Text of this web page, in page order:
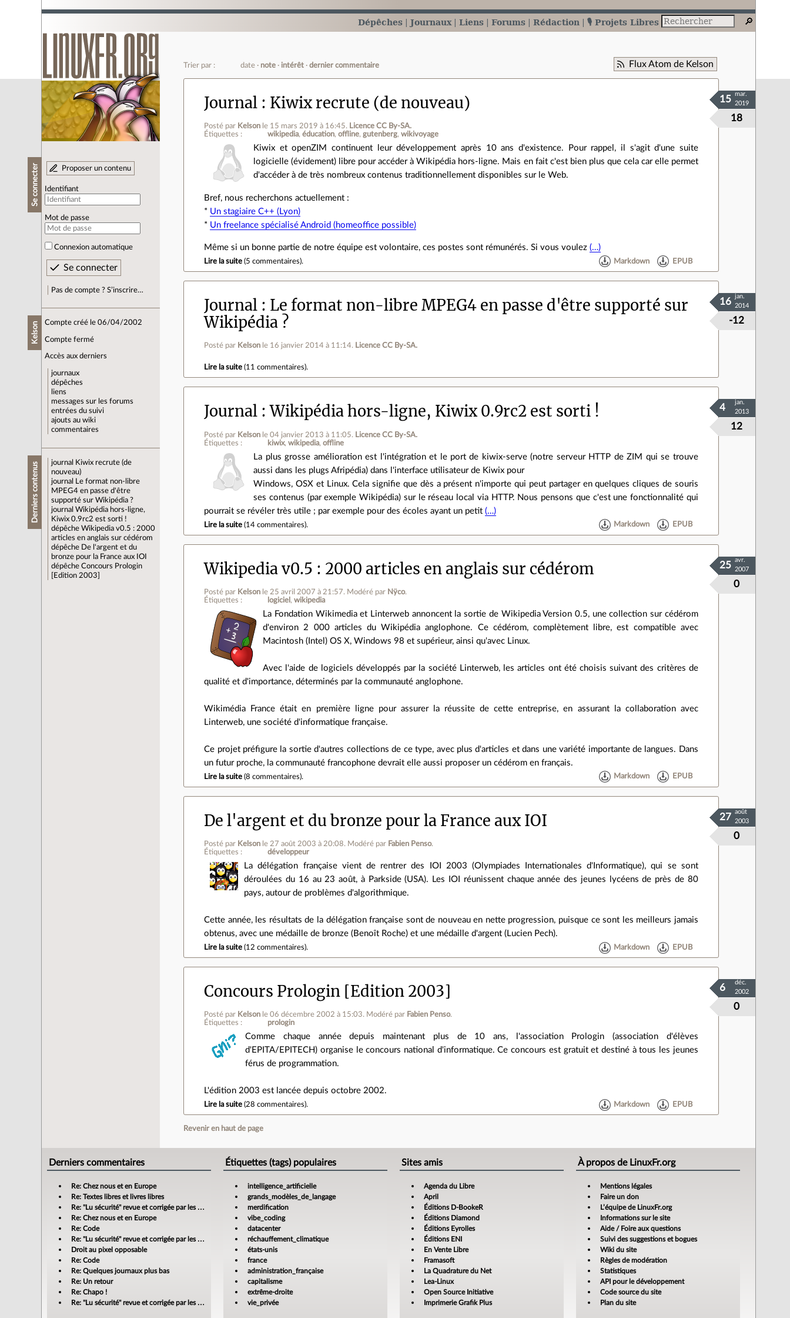
Dépêches Journaux Liens Forums Rédaction 🎙️ Projets Libres
Se connecter Proposer un contenu
Identifiant
Mot de passe
Connexion automatique
Pas de compte ? S’inscrire…
Kelson Compte créé le 06/04/2002
Compte fermé
Accès aux derniers
journaux
dépêches
liens
messages sur les forums
entrées du suivi
ajouts au wiki
commentaires
Derniers contenus journal
Kiwix recrute (de
nouveau)
journal
Le format non-libre
MPEG4 en passe d'être
supporté sur Wikipédia ?
journal Wikipédia hors-ligne,
Kiwix 0.9rc2 est sorti !
dépêche Wikipedia v0.5 : 2000
articles en anglais sur cédérom
dépêche De l'argent et du
bronze pour la France aux IOI
dépêche Concours Prologin
[Edition 2003]
Flux Atom de Kelson
Trier par : date note intérêt dernier commentaire
Journal Kiwix recrute (de nouveau)
Posté par Kelson le 15 mars 2019 à 16:45. Licence CC By‑SA.
Étiquettes :
wikipedia éducation offline gutenberg wikivoyage
18
15
mar.
2019
Kiwix et openZIM continuent leur développement après 10 ans d'existence. Pour rappel, il s'agit d'une suite
logicielle (évidement) libre pour accéder à Wikipédia hors-ligne. Mais en fait c'est bien plus que cela car elle permet
d'accéder à de très nombreux contenus traditionnellement disponibles sur le Web.
Bref, nous recherchons actuellement :
* Un stagiaire C++ (Lyon)
* Un freelance spécialisé Android (homeoffice possible)
Même si un bonne partie de notre équipe est volontaire, ces postes sont rémunérés. Si vous voulez(…)
Lire la suite (5 commentaires). Markdown EPUB
Journal
Le format non-libre MPEG4 en passe d'être supporté sur
Wikipédia ?
Posté par Kelson le 16 janvier 2014 à 11:14. Licence CC By‑SA.
-12
16
jan.
2014
Lire la suite (11 commentaires).
Journal Wikipédia hors-ligne, Kiwix 0.9rc2 est sorti !
Posté par Kelson le 04 janvier 2013 à 11:05. Licence CC By‑SA.
Étiquettes :
kiwix wikipedia offline
12
4
jan.
2013
La plus grosse amélioration est l'intégration et le port de kiwix-serve (notre serveur HTTP de ZIM qui se trouve
aussi dans les plugs Afripédia) dans l'interface utilisateur de Kiwix pour
Windows, OSX et Linux. Cela signifie que dès a présent n'importe qui peut partager en quelques cliques de souris
ses contenus (par exemple Wikipédia) sur le réseau local via HTTP. Nous pensons que c'est une fonctionnalité qui
pourrait se révéler très utile ; par exemple pour des écoles ayant un petit(…)
Lire la suite (14 commentaires). Markdown EPUB
Wikipedia v0.5 : 2000 articles en anglais sur cédérom
Posté par Kelson le 25 avril 2007 à 21:57. Modéré par Nÿco.
Étiquettes :
logiciel wikipedia
0
25
avr.
2007
La Fondation Wikimedia et Linterweb annoncent la sortie de Wikipedia Version 0.5, une collection sur cédérom
d'environ 2 000 articles du Wikipédia anglophone. Ce cédérom, complètement libre, est compatible avec
Macintosh (Intel) OS X, Windows 98 et supérieur, ainsi qu'avec Linux.
Avec l'aide de logiciels développés par la société Linterweb, les articles ont été choisis suivant des critères de
qualité et d'importance, déterminés par la communauté anglophone.
Wikimédia France était en première ligne pour assurer la réussite de cette entreprise, en assurant la collaboration avec
Linterweb, une société d'informatique française.
Ce projet préfigure la sortie d'autres collections de ce type, avec plus d'articles et dans une variété importante de langues. Dans
un futur proche, la communauté francophone devrait elle aussi proposer un cédérom en français.
Lire la suite (8 commentaires). Markdown EPUB
De l'argent et du bronze pour la France aux IOI
Posté par Kelson le 27 août 2003 à 20:08. Modéré par Fabien Penso.
Étiquettes :
développeur
0
27
août
2003
La délégation française vient de rentrer des IOI 2003 (Olympiades Internationales d'Informatique), qui se sont
déroulées du 16 au 23 août, à Parkside (USA). Les IOI réunissent chaque année des jeunes lycéens de près de 80
pays, autour de problèmes d'algorithmique.
Cette année, les résultats de la délégation française sont de nouveau en nette progression, puisque ce sont les meilleurs jamais
obtenus, avec une médaille de bronze (Benoît Roche) et une médaille d'argent (Lucien Pech).
Lire la suite (12 commentaires). Markdown EPUB
Concours Prologin [Edition 2003]
Posté par Kelson le 06 décembre 2002 à 15:03. Modéré par Fabien Penso.
Étiquettes :
prologin
0
6
déc.
2002
Comme chaque année depuis maintenant plus de 10 ans, l'association Prologin (association d'élèves
d'EPITA/EPITECH) organise le concours national d'informatique. Ce concours est gratuit et destiné à tous les jeunes
férus de programmation.
L'édition 2003 est lancée depuis octobre 2002.
Lire la suite (28 commentaires). Markdown EPUB
Revenir en haut de page
Derniers commentaires
Re: Chez nous et en Europe
Re: Textes libres et livres libres
Re: "Lu sécurité" revue et corrigée par les banques
Re: Chez nous et en Europe
Re: Code
Re: "Lu sécurité" revue et corrigée par les banques
Droit au pixel opposable
Re: Code
Re: Quelques journaux plus bas
Re: Un retour
Re: Chapo !
Re: "Lu sécurité" revue et corrigée par les banques
Étiquettes (tags) populaires
intelligence_artificielle
grands_modèles_de_langage
merdification
vibe_coding
datacenter
réchauffement_climatique
états-unis
france
administration_française
capitalisme
extrême-droite
vie_privée
Sites amis
Agenda du Libre
April
Éditions D-BookeR
Éditions Diamond
Éditions Eyrolles
Éditions ENI
En Vente Libre
Framasoft
La Quadrature du Net
Lea-Linux
Open Source Initiative
Imprimerie Grafik Plus
À propos de LinuxFr.org
Mentions légales
Faire un don
L’équipe de LinuxFr.org
Informations sur le site
Aide / Foire aux questions
Suivi des suggestions et bogues
Wiki du site
Règles de modération
Statistiques
API pour le développement
Code source du site
Plan du site